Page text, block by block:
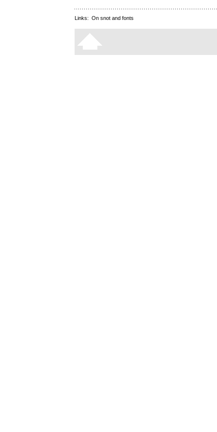
Links: On snot and fonts